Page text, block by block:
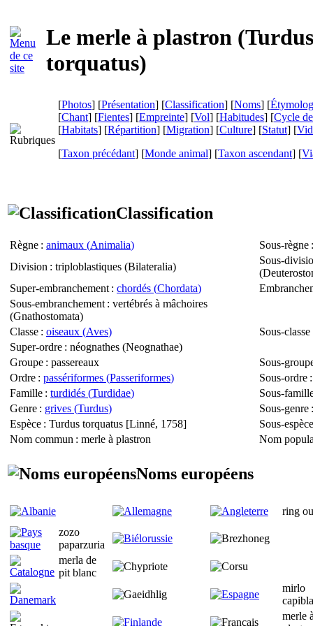
Le merle à plastron (Turdus
torquatus)
[Photos] [Présentation] [Classification] [Noms] [
[Chant] [Fientes] [Empreinte] [Vol] [Habitudes] [Cycle
[Habitats] [Répartition] [Migration] [Culture] [Statut] [
[Taxon précédant] [Monde animal] [Taxon ascendant] [
Classification
Règne : animaux (Animalia) Sous-règne
Division : triploblastiques (Bilateralia)
Sous-
(
Super-embranchement : chordés (Chordata)
Sous-embranchement : vertébrés à mâchoires
(Gnathostomata)
Classe : oiseaux (Aves) Sous-classe
Super-ordre : néognathes (Neognathae)
Groupe : passereaux
Sous-
Ordre : passériformes (Passeriformes) Sous-ordre :
Famille : turdidés (Turdidae)
Sous-
Genre : grives (Turdus) Sous-genre :
Espèce : Turdus torquatus [Linné, 1758]
Sous-espèce
Nom commun : merle à plastron Nom
Noms européens
ring
zozo
paparzuria
merla de
pit blanc
mirlo
merle